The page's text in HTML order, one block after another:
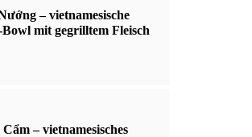
– vietnamesische
mit gegrilltem Fleisch
– vietnamesisches